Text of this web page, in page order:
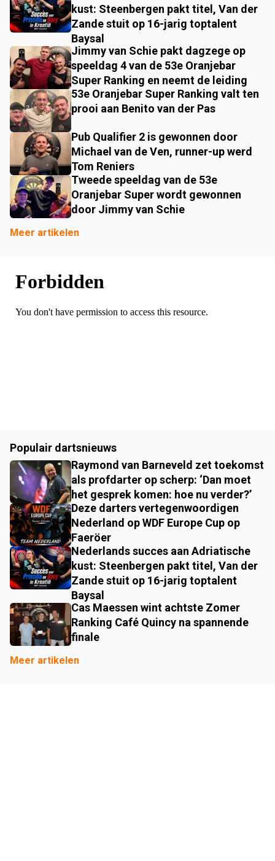
kust: Steenbergen pakt titel, Van der
Zande stuit op 16-jarig toptalent
Baysal
Jimmy van Schie pakt dagzege op
speeldag 4 van de 53e Oranjebar
Super Ranking en neemt de leiding
53e Oranjebar Super Ranking valt ten
prooi aan Benito van der Pas
Pub Qualifier 2 is gewonnen door
Michael van de Ven, runner-up werd
Tom Reniers
Tweede speeldag van de 53e
Oranjebar Super wordt gewonnen
door Jimmy van Schie
Meer artikelen
Populair dartsnieuws
Raymond van Barneveld zet toekomst
als profdarter op scherp: ‘Dan moet
het gesprek komen: hoe nu verder?’
Deze darters vertegenwoordigen
Nederland op WDF Europe Cup op
Faeröer
Nederlands succes aan Adriatische
kust: Steenbergen pakt titel, Van der
Zande stuit op 16-jarig toptalent
Baysal
Cas Maessen wint achtste Zomer
Ranking Café Quincy na spannende
finale
Meer artikelen